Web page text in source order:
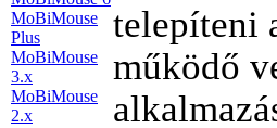
MoBiMouse
Plus
MoBiMouse
3.x
MoBiMouse
2.x
telepíteni
működő